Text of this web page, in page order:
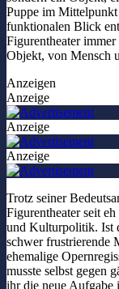
Puppe im
funktionalen Blick
Figurentheater
Objekt, von Mensch
Anzeigen
Anzeige
Anzeige
Anzeige
Trotz seiner
Figurentheater seit
und Kulturpolitik. Ist
schwer frustrierende
ehemalige
musste selbst gegen
ihr die neue Aufgabe